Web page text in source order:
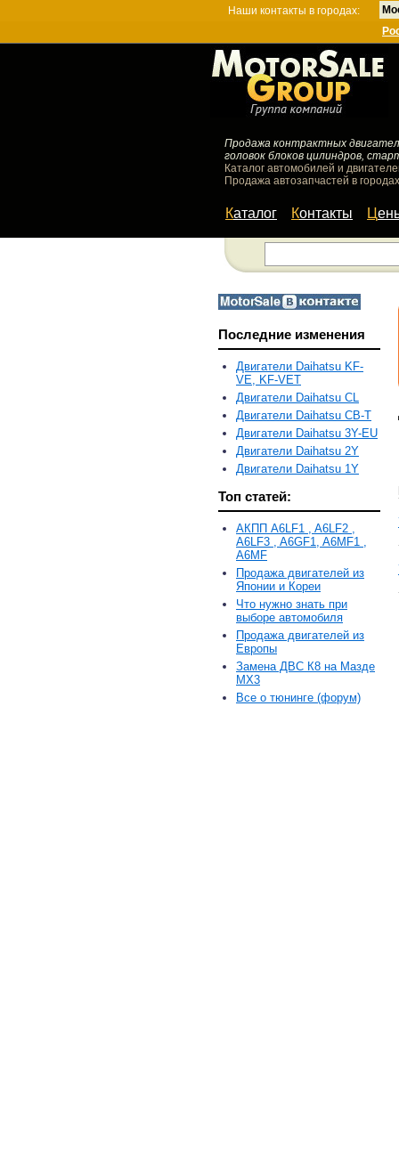
Наши контакты в городах:
Продажа контрактных
головок блоков цилиндров,
Каталог автомобилей и
Продажа автозапчастей в
Каталог Контакты
Последние изменения
Двигатели Daihatsu KF-
VE, KF-VET
Двигатели Daihatsu CL
Двигатели Daihatsu CB-T
Двигатели Daihatsu 3Y-EU
Двигатели Daihatsu 2Y
Двигатели Daihatsu 1Y
Топ статей:
АКПП A6LF1 , A6LF2 ,
A6LF3 , A6GF1, A6MF1 ,
A6MF
Продажа двигателей из
Японии и Кореи
Что нужно знать при
выборе автомобиля
Продажа двигателей из
Европы
Замена ДВС К8 на Мазде
MX3
Все о тюнинге (форум)